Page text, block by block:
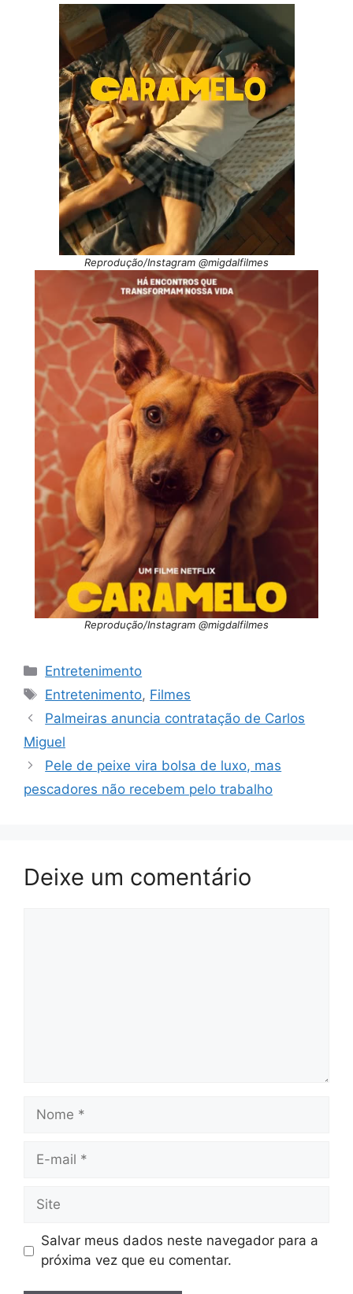
Reprodução/Instagram @migdalfilmes
Reprodução/Instagram @migdalfilmes
Categorias
Entretenimento
Tags
Entretenimento, Filmes
Palmeiras anuncia contratação de Carlos
Miguel
Pele de peixe vira bolsa de luxo, mas
pescadores não recebem pelo trabalho
Deixe um comentário
Nome
Site
Salvar meus dados neste navegador para a
próxima vez que eu comentar.